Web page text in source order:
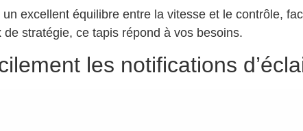
un excellent équilibre entre la vitesse et le contrôle,
stratégie, ce tapis répond à vos besoins.
les notifications